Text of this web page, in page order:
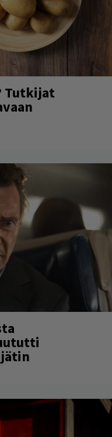
Tutkijat